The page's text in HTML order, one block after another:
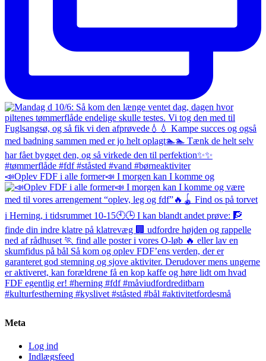
📣Oplev FDF i alle former📣 I morgen kan I komme og
Meta
Log ind
Indlægsfeed